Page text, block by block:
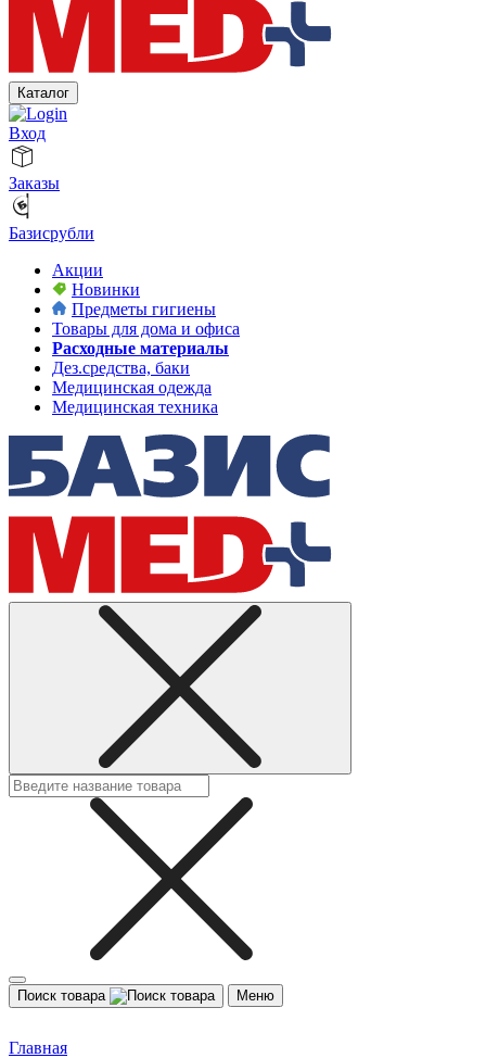
Каталог
Вход
Заказы
Базисрубли
Акции
Новинки
Предметы гигиены
Товары для дома и офиса
Расходные материалы
Дез.средства, баки
Медицинская одежда
Медицинская техника
Поиск товара Меню
Главная